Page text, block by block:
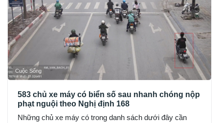
Cuộc Sống
583 chủ xe máy có biển số sau nhanh chóng nộp
phạt nguội theo Nghị định 168
Những chủ xe máy có trong danh sách dưới đây cần